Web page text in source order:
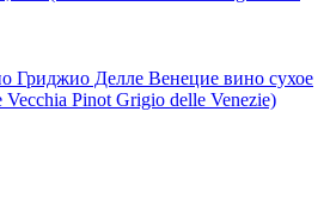
Гриджио Делле Венецие вино сухое
Vecchia Pinot Grigio delle Venezie)